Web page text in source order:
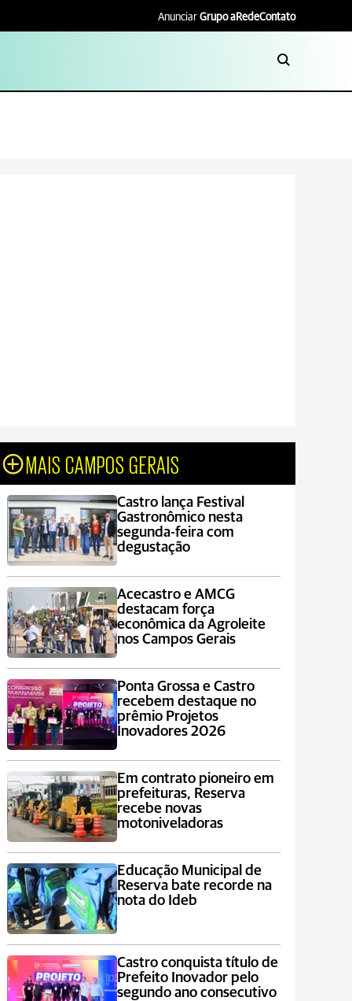
Anunciar Grupo aRedeContato
MAIS CAMPOS GERAIS
Castro lança Festival
Gastronômico nesta
segunda-feira com
degustação
Acecastro e AMCG
destacam força
econômica da Agroleite
nos Campos Gerais
Ponta Grossa e Castro
recebem destaque no
prêmio Projetos
Inovadores 2026
Em contrato pioneiro em
prefeituras, Reserva
recebe novas
motoniveladoras
Educação Municipal de
Reserva bate recorde na
nota do Ideb
Castro conquista título de
Prefeito Inovador pelo
segundo ano consecutivo